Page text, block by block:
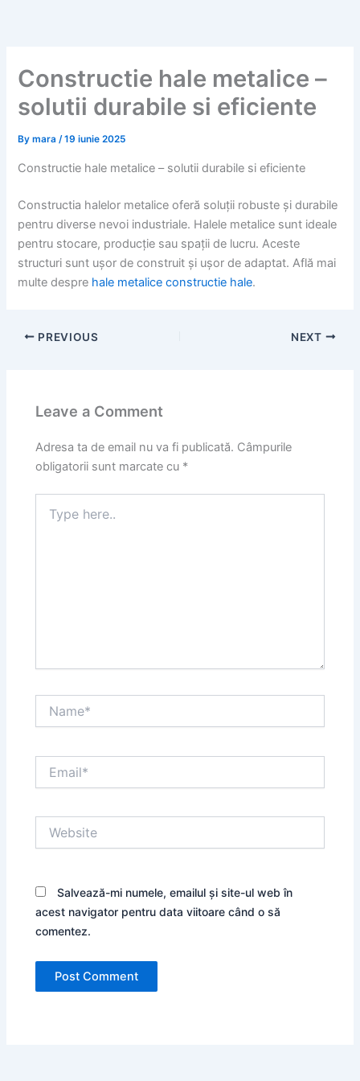
Constructie hale metalice –
solutii durabile si eficiente
Bymara/19 iunie 2025
Constructie hale metalice – solutii durabile si eficiente
Constructia halelor metalice oferă soluții robuste și durabile
pentru diverse nevoi industriale. Halele metalice sunt ideale
pentru stocare, producție sau spații de lucru. Aceste
structuri sunt ușor de construit și ușor de adaptat. Află mai
multe despre hale metalice constructie hale.
PREVIOUS NEXT
Leave a Comment
Adresa ta de email nu va fi publicată. Câmpurile
obligatorii sunt marcate cu *
here..
Salvează-mi numele, emailul și site-ul web în
acest navigator pentru data viitoare când o să
comentez.